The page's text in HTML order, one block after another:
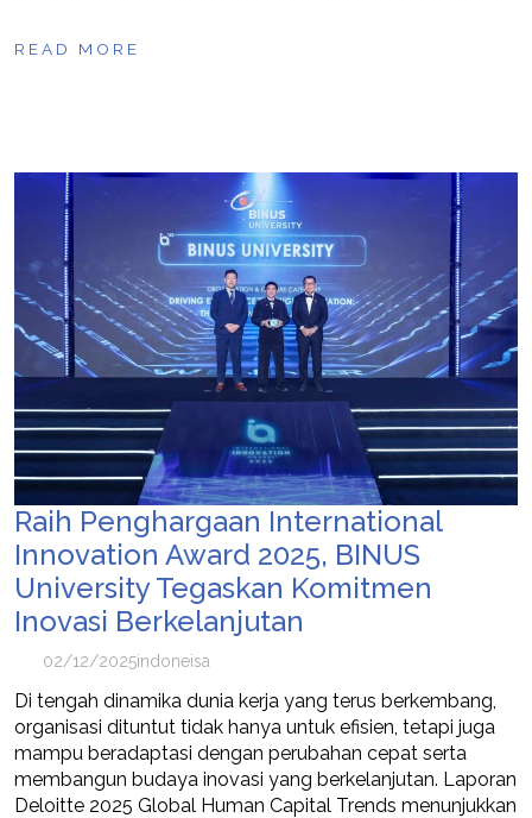
READ MORE
Raih Penghargaan International
Innovation Award 2025, BINUS
University Tegaskan Komitmen
Inovasi Berkelanjutan
02/12/2025indoneisa
Di tengah dinamika dunia kerja yang terus berkembang,
organisasi dituntut tidak hanya untuk efisien, tetapi juga
mampu beradaptasi dengan perubahan cepat serta
membangun budaya inovasi yang berkelanjutan. Laporan
Deloitte 2025 Global Human Capital Trends menunjukkan